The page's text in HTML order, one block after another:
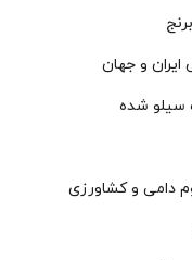
و جهان
سیلو شده
دامی و کشاورزی